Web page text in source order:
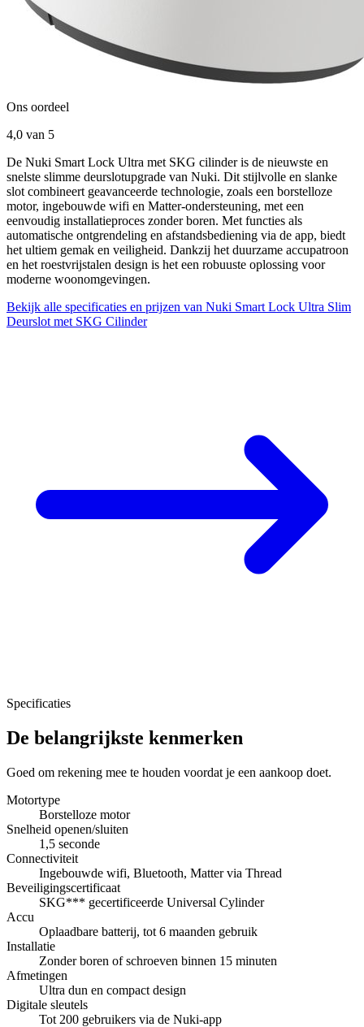
Ons oordeel
4,0 van 5
De Nuki Smart Lock Ultra met SKG cilinder is de nieuwste en
snelste slimme deurslotupgrade van Nuki. Dit stijlvolle en slanke
slot combineert geavanceerde technologie, zoals een borstelloze
motor, ingebouwde wifi en Matter-ondersteuning, met een
eenvoudig installatieproces zonder boren. Met functies als
automatische ontgrendeling en afstandsbediening via de app, biedt
het ultiem gemak en veiligheid. Dankzij het duurzame accupatroon
en het roestvrijstalen design is het een robuuste oplossing voor
moderne woonomgevingen.
Bekijk alle specificaties en prijzen van Nuki Smart Lock Ultra Slim
Deurslot met SKG Cilinder
Specificaties
De belangrijkste kenmerken
Goed om rekening mee te houden voordat je een aankoop doet.
Motortype
Borstelloze motor
Snelheid openen/sluiten
1,5 seconde
Connectiviteit
Ingebouwde wifi, Bluetooth, Matter via Thread
Beveiligingscertificaat
SKG*** gecertificeerde Universal Cylinder
Accu
Oplaadbare batterij, tot 6 maanden gebruik
Installatie
Zonder boren of schroeven binnen 15 minuten
Afmetingen
Ultra dun en compact design
Digitale sleutels
Tot 200 gebruikers via de Nuki-app